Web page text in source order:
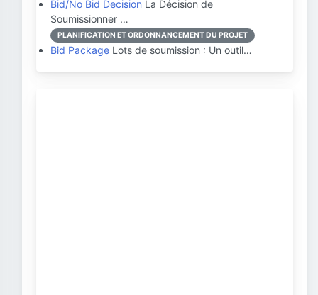
Bid/No Bid Decision La Décision de
Soumissionner …
PLANIFICATION ET ORDONNANCEMENT DU PROJET
Bid Package Lots de soumission : Un outil…